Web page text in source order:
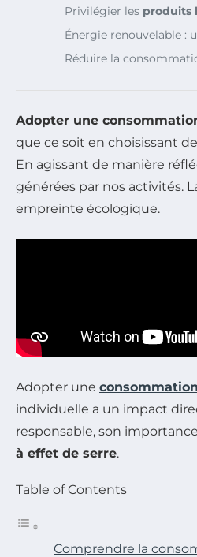
Privilégier les produits
Énergie renouvelable :
Réduire la
Adopter une
que ce soit en choisissant
En agissant de manière
générées par nos activités.
empreinte écologique.
Adopter une
individuelle a un impact
responsable, son
à effet de serre.
Table of Contents
Comprendre la